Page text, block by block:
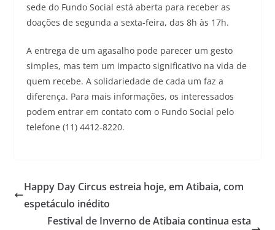
sede do Fundo Social está aberta para receber as
doações de segunda a sexta-feira, das 8h às 17h.
A entrega de um agasalho pode parecer um gesto
simples, mas tem um impacto significativo na vida de
quem recebe. A solidariedade de cada um faz a
diferença. Para mais informações, os interessados
podem entrar em contato com o Fundo Social pelo
telefone (11) 4412-8220.
Happy Day Circus estreia hoje, em Atibaia, com
espetáculo inédito
Festival de Inverno de Atibaia continua esta